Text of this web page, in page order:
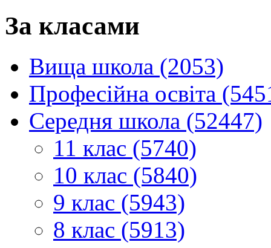
За класами
Вища школа (2053)
Професійна освіта
Середня школа (52447)
11 клас (5740)
10 клас (5840)
9 клас (5943)
8 клас (5913)